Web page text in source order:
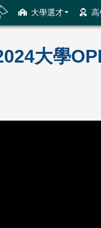
大學選才 高
育才輔助系統
大學